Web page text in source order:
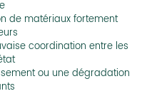
de matériaux fortement
coordination entre les
ou une dégradation